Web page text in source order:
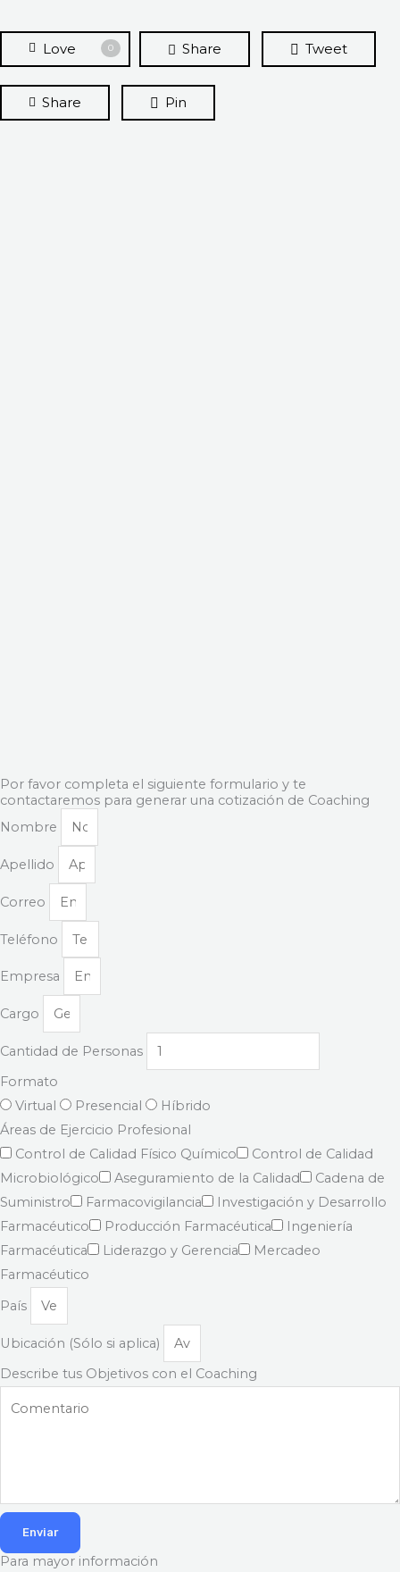
Love 0 Share Tweet
Share Pin
Por favor completa el siguiente formulario y te
contactaremos para generar una cotización de Coaching
Nombre
Apellido
Correo
Teléfono
Empresa
Cargo
Cantidad de Personas
Formato
Virtual
Presencial
Híbrido
Áreas de Ejercicio Profesional
Control de Calidad Físico Químico
Control de Calidad
Microbiológico
Aseguramiento de la Calidad
Cadena de
Suministro
Farmacovigilancia
Investigación y Desarrollo
Farmacéutico
Producción Farmacéutica
Ingeniería
Farmacéutica
Liderazgo y Gerencia
Mercadeo
Farmacéutico
País
Ubicación (Sólo si aplica)
Describe tus Objetivos con el Coaching
Enviar
Para mayor información